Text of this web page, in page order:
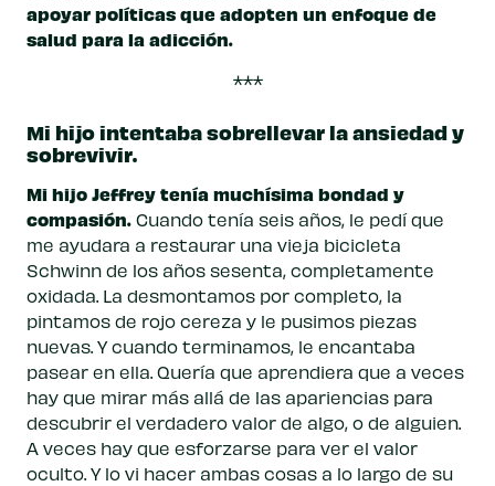
apoyar políticas que adopten un enfoque de
salud para la adicción.
***
Mi hijo intentaba sobrellevar la ansiedad y
sobrevivir.
Mi hijo Jeffrey tenía muchísima bondad y
compasión. Cuando tenía seis años, le pedí que
me ayudara a restaurar una vieja bicicleta
Schwinn de los años sesenta, completamente
oxidada. La desmontamos por completo, la
pintamos de rojo cereza y le pusimos piezas
nuevas. Y cuando terminamos, le encantaba
pasear en ella. Quería que aprendiera que a veces
hay que mirar más allá de las apariencias para
descubrir el verdadero valor de algo, o de alguien.
A veces hay que esforzarse para ver el valor
oculto. Y lo vi hacer ambas cosas a lo largo de su